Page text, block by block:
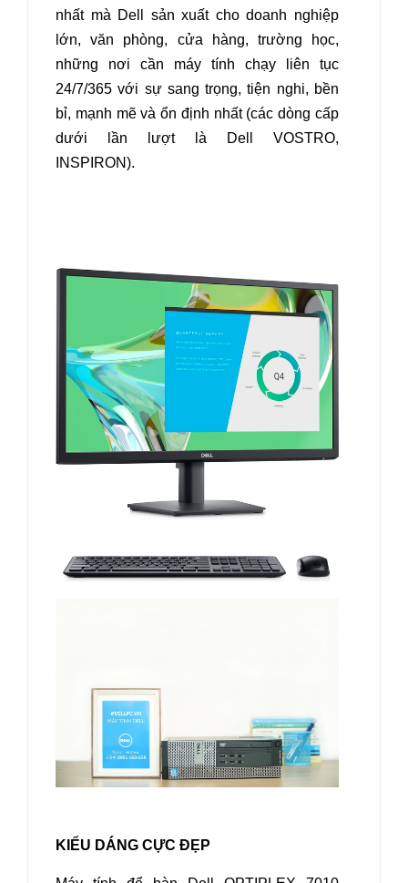
nhất mà Dell sản xuất cho doanh nghiệp
lớn, văn phòng, cửa hàng, trường học,
những nơi cần máy tính chạy liên tục
24/7/365 với sự sang trọng, tiện nghi, bền
bỉ, mạnh mẽ và ổn định nhất (các dòng cấp
dưới lần lượt là Dell VOSTRO,
INSPIRON).
KIỂU DÁNG CỰC ĐẸP